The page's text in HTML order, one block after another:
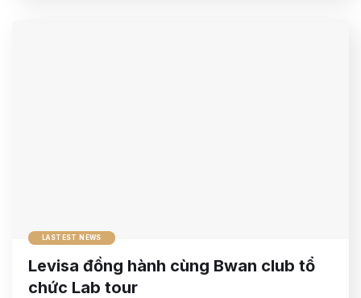
LASTEST NEWS
Levisa đồng hành cùng Bwan club tổ
chức Lab tour